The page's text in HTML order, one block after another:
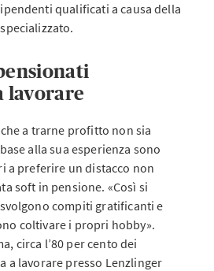
qualificati a causa della
lavorare
a trarne profitto non sia
alla sua esperienza sono
a preferire un distacco non
soft in pensione. «Così si
compiti gratificanti e
coltivare i propri hobby».
circa l’80 per cento dei
a lavorare presso Lenzlinger